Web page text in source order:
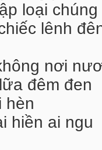
loại chúng
lênh
nơi
đêm đen
hèn
hiền ai ngu